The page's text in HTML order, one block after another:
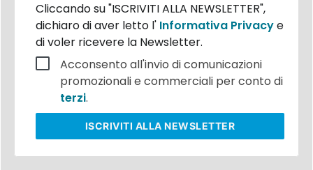
Cliccando su "ISCRIVITI ALLA NEWSLETTER",
dichiaro di aver letto l'Informativa Privacye
di voler ricevere la Newsletter.
Acconsento all'invio di comunicazioni
promozionali e commerciali per conto di
terzi.
ISCRIVITI ALLA NEWSLETTER